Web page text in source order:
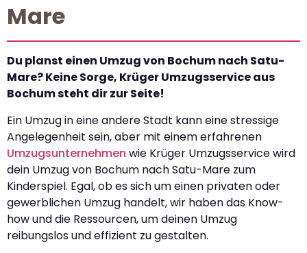
Mare
Du planst einen Umzug von Bochum nach Satu-
Mare? Keine Sorge, Krüger Umzugsservice aus
Bochum steht dir zur Seite!
Ein Umzug in eine andere Stadt kann eine stressige
Angelegenheit sein, aber mit einem erfahrenen
Umzugsunternehmen wie Krüger Umzugsservice wird
dein Umzug von Bochum nach Satu-Mare zum
Kinderspiel. Egal, ob es sich um einen privaten oder
gewerblichen Umzug handelt, wir haben das Know-
how und die Ressourcen, um deinen Umzug
reibungslos und effizient zu gestalten.